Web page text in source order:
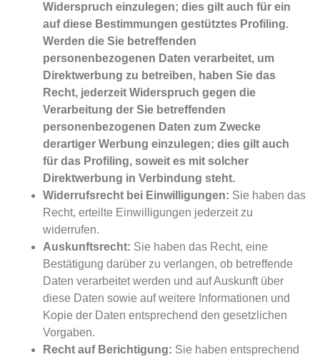
Widerspruch einzulegen; dies gilt auch für ein
auf diese Bestimmungen gestütztes Profiling.
Werden die Sie betreffenden
personenbezogenen Daten verarbeitet, um
Direktwerbung zu betreiben, haben Sie das
Recht, jederzeit Widerspruch gegen die
Verarbeitung der Sie betreffenden
personenbezogenen Daten zum Zwecke
derartiger Werbung einzulegen; dies gilt auch
für das Profiling, soweit es mit solcher
Direktwerbung in Verbindung steht.
Widerrufsrecht bei Einwilligungen: Sie haben das
Recht, erteilte Einwilligungen jederzeit zu
widerrufen.
Auskunftsrecht: Sie haben das Recht, eine
Bestätigung darüber zu verlangen, ob betreffende
Daten verarbeitet werden und auf Auskunft über
diese Daten sowie auf weitere Informationen und
Kopie der Daten entsprechend den gesetzlichen
Vorgaben.
Recht auf Berichtigung: Sie haben entsprechend